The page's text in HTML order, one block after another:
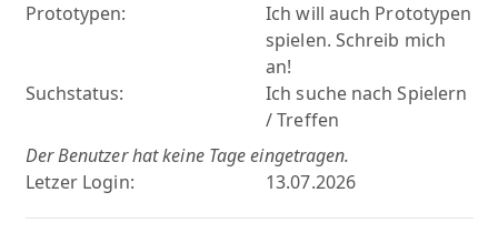
Prototypen:
Ich will auch Prototypen
spielen. Schreib mich
an!
Suchstatus:
Ich suche nach Spielern
/ Treffen
Der Benutzer hat keine Tage eingetragen.
Letzer Login:
13.07.2026